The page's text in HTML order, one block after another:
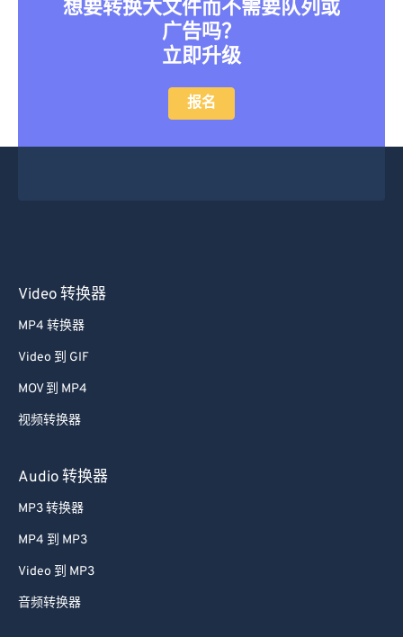
想要转换大文件而不需要队列或
广告吗？
立即升级
报名
Video 转换器
MP4 转换器
Video 到 GIF
MOV 到 MP4
视频转换器
Audio 转换器
MP3 转换器
MP4 到 MP3
Video 到 MP3
音频转换器